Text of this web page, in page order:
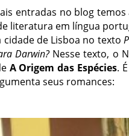
entradas no blog
literatura em língua
de Lisboa no texto
Darwin?Nesse texto, o
A Origem das Espécies.
seus romances: